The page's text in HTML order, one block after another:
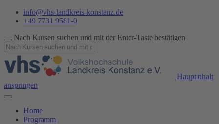
info@vhs-landkreis-konstanz.de
+49 7731 9581-0
Nach Kursen suchen und mit der Enter-Taste bestätigen
Hauptinhalt
anspringen
Home
Programm